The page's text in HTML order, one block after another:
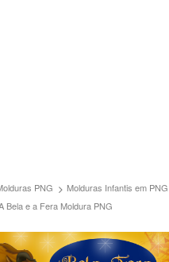
PNG
Molduras Infantis em
Bela e a Fera Moldura PNG